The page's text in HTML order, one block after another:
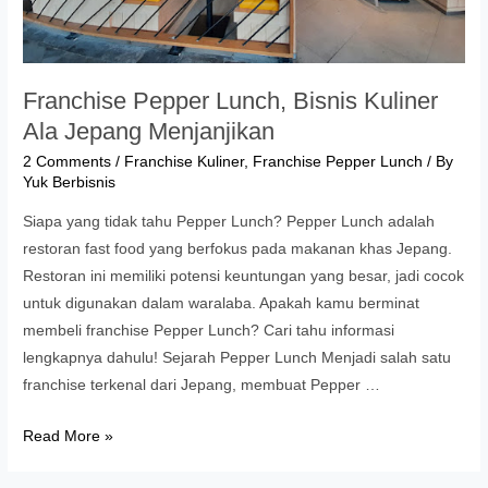
Franchise Pepper Lunch, Bisnis Kuliner
Ala Jepang Menjanjikan
2 Comments / Franchise Kuliner, Franchise Pepper Lunch / By
Yuk Berbisnis
Siapa yang tidak tahu Pepper Lunch? Pepper Lunch adalah
restoran fast food yang berfokus pada makanan khas Jepang.
Restoran ini memiliki potensi keuntungan yang besar, jadi cocok
untuk digunakan dalam waralaba. Apakah kamu berminat
membeli franchise Pepper Lunch? Cari tahu informasi
lengkapnya dahulu! Sejarah Pepper Lunch Menjadi salah satu
franchise terkenal dari Jepang, membuat Pepper …
Franchise
Read More »